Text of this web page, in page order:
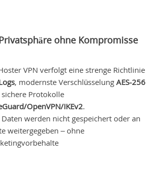
ohne Kompromisse
VPN verfolgt eine strenge Richtlinie
, modernste Verschlüsselung AES-256
Protokolle
OpenVPN/IKEv2.
Daten werden nicht gespeichert oder an
weitergegeben – ohne